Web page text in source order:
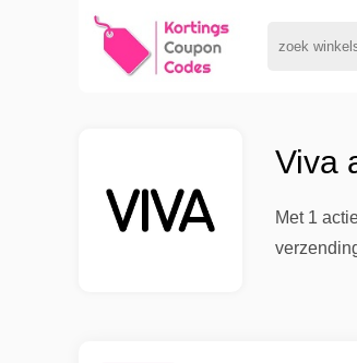
Viva
Met 1